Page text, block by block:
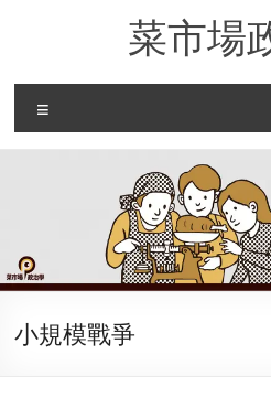
菜市場
小規模戰爭